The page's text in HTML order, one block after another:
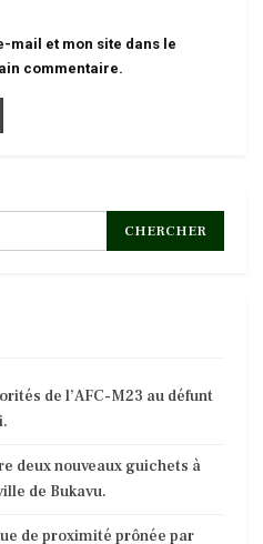
mail et mon site dans le
commentaire.
de l’AFC-M23 au défunt
deux nouveaux guichets à
de Bukavu.
de proximité prônée par